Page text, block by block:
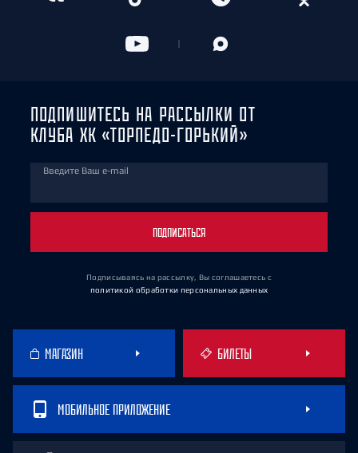
ПОДПИШИТЕСЬ НА РАССЫЛКИ ОТ
КЛУБА ХК «ТОРПЕДО-ГОРЬКИЙ»
Введите Ваш e-mail
ПОДПИСАТЬСЯ
Подписываясь на рассылку, Вы соглашаетесь с
политикой обработки персональных данных
МАГАЗИН БИЛЕТЫ
МОБИЛЬНОЕ ПРИЛОЖЕНИЕ